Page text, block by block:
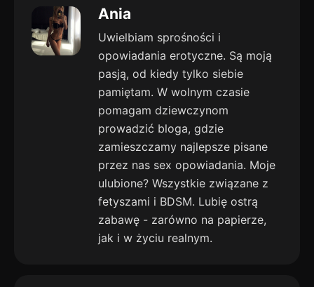
Ania
Uwielbiam sprośności i
opowiadania erotyczne. Są moją
pasją, od kiedy tylko siebie
pamiętam. W wolnym czasie
pomagam dziewczynom
prowadzić bloga, gdzie
zamieszczamy najlepsze pisane
przez nas sex opowiadania. Moje
ulubione? Wszystkie związane z
fetyszami i BDSM. Lubię ostrą
zabawę - zarówno na papierze,
jak i w życiu realnym.